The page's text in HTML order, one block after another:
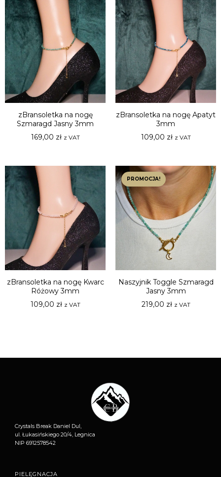
zBransoletka na nogę
Szmaragd Jasny 3mm
169,00 zł z VAT
zBransoletka na nogę Apatyt
3mm
109,00 zł z VAT
zBransoletka na nogę Kwarc
Różowy 3mm
109,00 zł z VAT
PROMOCJA!
Naszyjnik Toggle Szmaragd
Jasny 3mm
219,00 zł z VAT
Crystals Break Daniel Dul,
ul. Łukasińskiego 20/4, Legnica
NIP 6912578542
PIELĘGNACJA